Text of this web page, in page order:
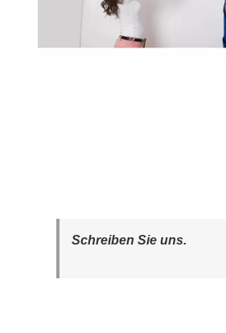
Schreiben Sie uns.